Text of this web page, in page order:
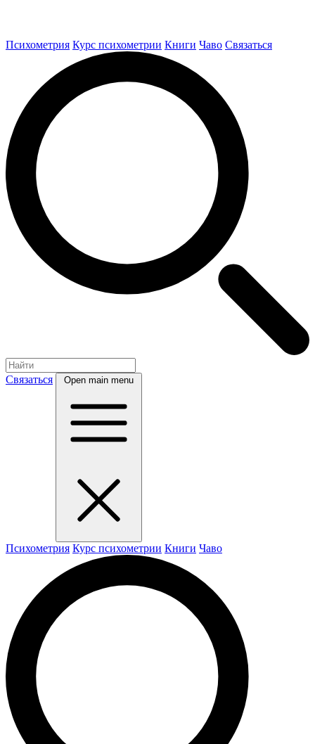
Психометрия Курс психометрии Книги Чаво Связаться
Связаться Open main menu
Психометрия Курс психометрии Книги Чаво